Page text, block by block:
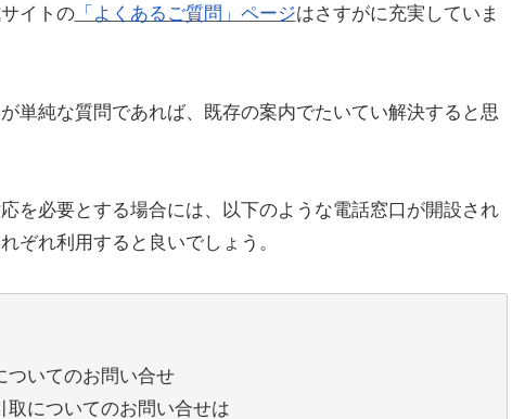
イトの「よくあるご質問」ページはさすがに充実していま
単純な質問であれば、既存の案内でたいてい解決すると思
を必要とする場合には、以下のような電話窓口が開設され
ぞれ利用すると良いでしょう。
ついてのお問い合せ
取についてのお問い合せは